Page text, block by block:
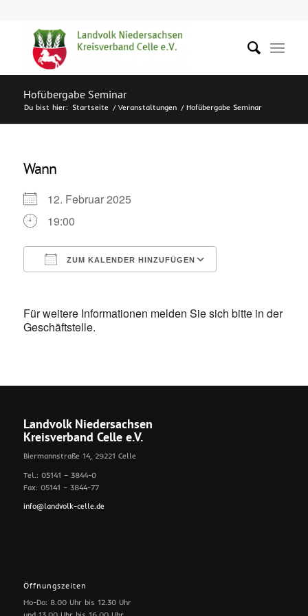
Hofübergabe Seminar
Du bist hier: Startseite / Veranstaltungen / Hofübergabe Seminar
Wann
12. Februar 2025
19:00
ZUM KALENDER HINZUFÜGEN
Für weitere Informationen melden Sie sich bitte in der
Geschäftstelle.
Landvolk Niedersachsen
Kreisverband Celle e.V.
Biermannstraße 14, 29221 Celle
Tel.: 05141 – 3844-0
Fax: 05141 – 3844-77
info@landvolk-celle.de
Öffnungszeiten
Mo-Do: 8.00 Uhr bis 12.30 Uhr